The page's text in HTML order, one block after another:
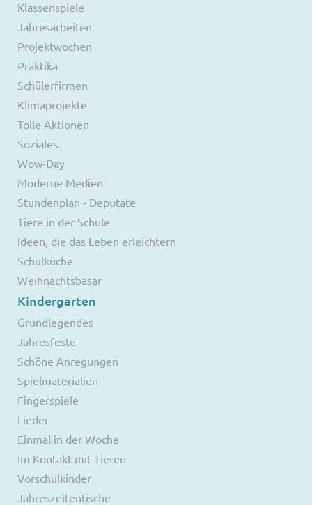
Klassenspiele
Jahresarbeiten
Projektwochen
Praktika
Schülerfirmen
Klimaprojekte
Tolle Aktionen
Soziales
Wow-Day
Moderne Medien
Stundenplan - Deputate
Tiere in der Schule
Ideen, die das Leben erleichtern
Schulküche
Weihnachtsbasar
Kindergarten
Grundlegendes
Jahresfeste
Schöne Anregungen
Spielmaterialien
Fingerspiele
Lieder
Einmal in der Woche
Im Kontakt mit Tieren
Vorschulkinder
Jahreszeitentische